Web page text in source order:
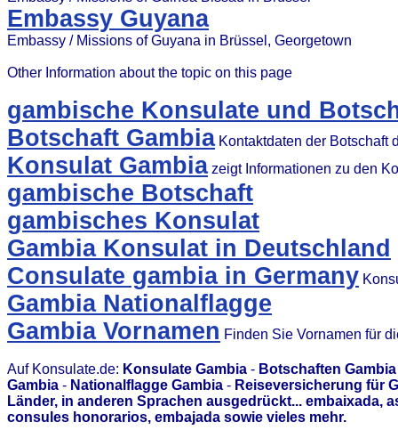
Embassy Guyana
Embassy / Missions of Guyana in Brüssel, Georgetown
Other Information about the topic on this page
gambische Konsulate und
Botschaft GambiaKontaktdaten der Botschaft
Konsulat Gambiazeigt Informationen zu den
gambische Botschaft
gambisches Konsulat
Gambia Konsulat in Deutschland
Consulate gambia in Germany
Gambia Nationalflagge
Gambia Vornamen Finden Sie Vornamen für
Auf Konsulate.de: Konsulate Gambia - Botschaften Gambia
Gambia - Nationalflagge Gambia - Reiseversicherung für
Länder, in anderen Sprachen ausgedrückt...
consules honorarios, embajada sowie vieles mehr.